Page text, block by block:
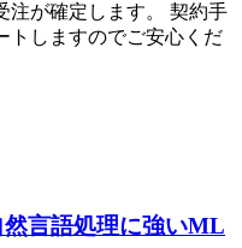
注が確定します。 契約手
トしますのでご安心くだ
然言語処理に強いML